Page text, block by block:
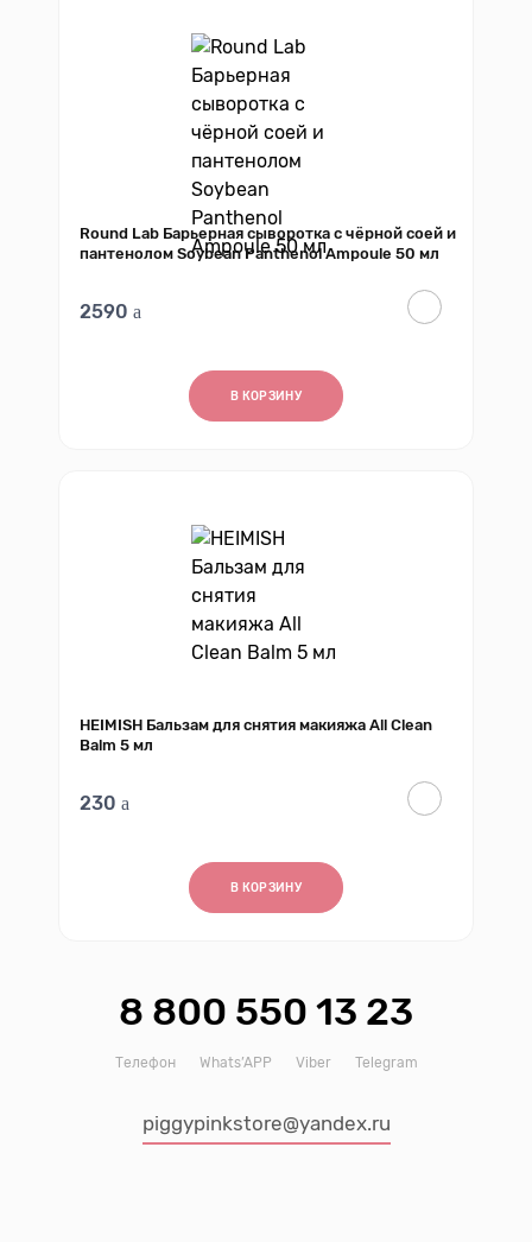
Round Lab Барьерная сыворотка с чёрной соей и
пантенолом Soybean Panthenol Ampoule 50 мл
2590
В КОРЗИНУ
HEIMISH Бальзам для снятия макияжа All Clean
Balm 5 мл
230
В КОРЗИНУ
8 800 550 13 23
Телефон Whats’APP Viber Telegram
piggypinkstore@yandex.ru